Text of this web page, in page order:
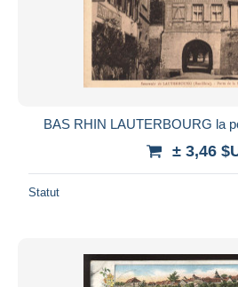
BAS RHIN LAUTERBOURG la
± 3,46
Statut